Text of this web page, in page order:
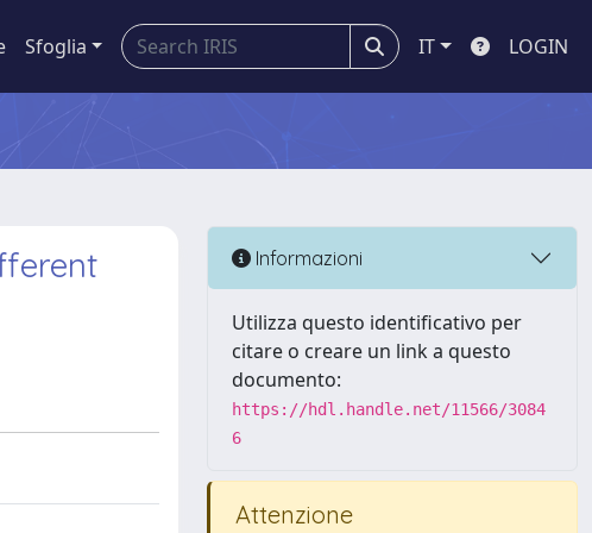
Sfoglia IT LOGIN
Informazioni
Utilizza questo identificativo per
citare o creare un link a questo
documento:
https://hdl.handle.net/11566/3084
6
Attenzione